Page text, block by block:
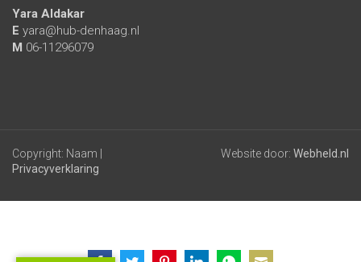
Yara Aldakar
E yara@hub-denhaag.nl
M 06-11296079
Copyright: Naam |
Privacyverklaring
Website door: Webheld.nl